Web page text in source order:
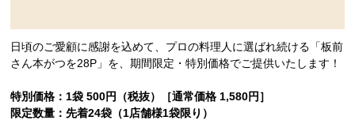
日頃のご愛顧に感謝を込めて、プロの料理人に選ばれ続ける「板前
さん本がつを28P」を、期間限定・特別価格でご提供いたします！
特別価格：1袋 500円（税抜）［通常価格 1,580円］
限定数量：先着24袋（1店舗様1袋限り）